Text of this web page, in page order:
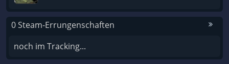
0 Steam-Errungenschaften
noch im Tracking...